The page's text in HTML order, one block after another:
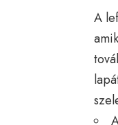
A